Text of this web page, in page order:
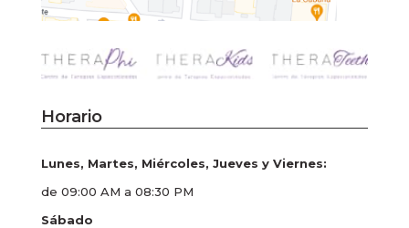
Horario
Lunes, Martes, Miércoles, Jueves y Viernes:
de 09:00 AM a 08:30 PM
Sábado